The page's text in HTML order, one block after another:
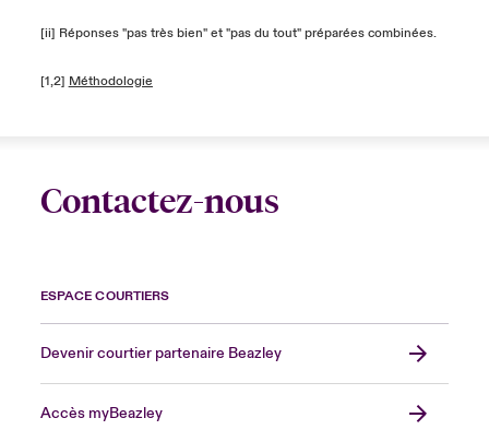
[ii] Réponses "pas très bien" et "pas du tout" préparées combinées.
[1,2] Méthodologie
Contactez-nous
ESPACE COURTIERS
Devenir courtier partenaire Beazley
Accès myBeazley